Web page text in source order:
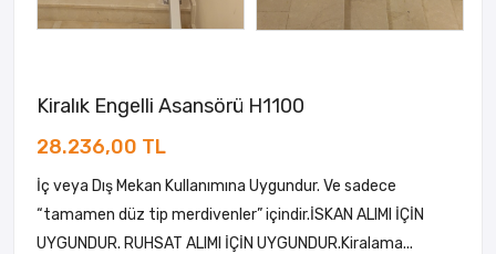
Kiralık Engelli Asansörü H1100
28.236,00 TL
İç veya Dış Mekan Kullanımına Uygundur. Ve sadece
“tamamen düz tip merdivenler” içindir.İSKAN ALIMI İÇİN
UYGUNDUR. RUHSAT ALIMI İÇİN UYGUNDUR.Kiralama...